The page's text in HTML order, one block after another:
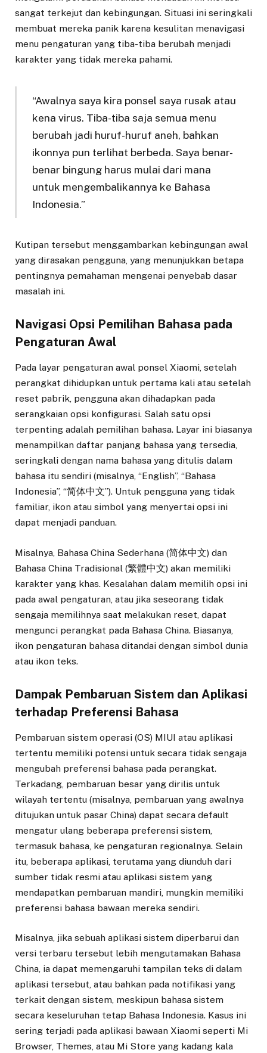
sangat terkejut dan kebingungan. Situasi ini seringkali
membuat mereka panik karena kesulitan menavigasi
menu pengaturan yang tiba-tiba berubah menjadi
karakter yang tidak mereka pahami.
“Awalnya saya kira ponsel saya rusak atau
kena virus. Tiba-tiba saja semua menu
berubah jadi huruf-huruf aneh, bahkan
ikonnya pun terlihat berbeda. Saya benar-
benar bingung harus mulai dari mana
untuk mengembalikannya ke Bahasa
Indonesia.”
Kutipan tersebut menggambarkan kebingungan awal
yang dirasakan pengguna, yang menunjukkan betapa
pentingnya pemahaman mengenai penyebab dasar
masalah ini.
Navigasi Opsi Pemilihan Bahasa pada
Pengaturan Awal
Pada layar pengaturan awal ponsel Xiaomi, setelah
perangkat dihidupkan untuk pertama kali atau setelah
reset pabrik, pengguna akan dihadapkan pada
serangkaian opsi konfigurasi. Salah satu opsi
terpenting adalah pemilihan bahasa. Layar ini biasanya
menampilkan daftar panjang bahasa yang tersedia,
seringkali dengan nama bahasa yang ditulis dalam
bahasa itu sendiri (misalnya, “English”, “Bahasa
Indonesia”, “简体中文”). Untuk pengguna yang tidak
familiar, ikon atau simbol yang menyertai opsi ini
dapat menjadi panduan.
Misalnya, Bahasa China Sederhana (简体中文) dan
Bahasa China Tradisional (繁體中文) akan memiliki
karakter yang khas. Kesalahan dalam memilih opsi ini
pada awal pengaturan, atau jika seseorang tidak
sengaja memilihnya saat melakukan reset, dapat
mengunci perangkat pada Bahasa China. Biasanya,
ikon pengaturan bahasa ditandai dengan simbol dunia
atau ikon teks.
Dampak Pembaruan Sistem dan Aplikasi
terhadap Preferensi Bahasa
Pembaruan sistem operasi (OS) MIUI atau aplikasi
tertentu memiliki potensi untuk secara tidak sengaja
mengubah preferensi bahasa pada perangkat.
Terkadang, pembaruan besar yang dirilis untuk
wilayah tertentu (misalnya, pembaruan yang awalnya
ditujukan untuk pasar China) dapat secara default
mengatur ulang beberapa preferensi sistem,
termasuk bahasa, ke pengaturan regionalnya. Selain
itu, beberapa aplikasi, terutama yang diunduh dari
sumber tidak resmi atau aplikasi sistem yang
mendapatkan pembaruan mandiri, mungkin memiliki
preferensi bahasa bawaan mereka sendiri.
Misalnya, jika sebuah aplikasi sistem diperbarui dan
versi terbaru tersebut lebih mengutamakan Bahasa
China, ia dapat memengaruhi tampilan teks di dalam
aplikasi tersebut, atau bahkan pada notifikasi yang
terkait dengan sistem, meskipun bahasa sistem
secara keseluruhan tetap Bahasa Indonesia. Kasus ini
sering terjadi pada aplikasi bawaan Xiaomi seperti Mi
Browser, Themes, atau Mi Store yang kadang kala